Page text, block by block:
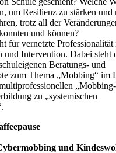
um Resilienz zu stärken und
trotz all der
und können?
für vernetzte Professionalität
und Intervention. Dabei steht
Beratungs- und
zum Thema „Mobbing“ im
zu „systemischen
und